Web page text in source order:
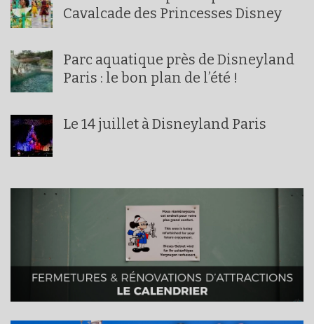
Cavalcade des Princesses Disney
Parc aquatique près de Disneyland
Paris : le bon plan de l’été !
Le 14 juillet à Disneyland Paris